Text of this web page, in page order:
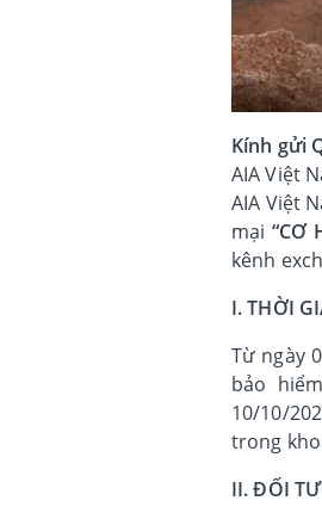
Kính gửi
AIA Việt
AIA Việt
mại “CƠ
kênh
I. THỜI
Từ ngày
bảo
10/10/
trong
II. ĐỐI